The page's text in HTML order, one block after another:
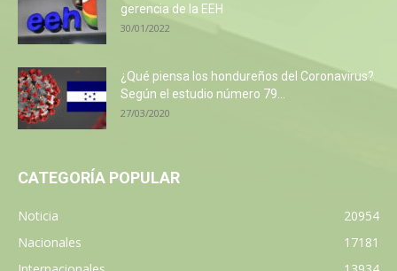
gerencia de la EEH
30/01/2022
¿Qué piensa los hondureños del Coronavirus?
Según el estudio número 79...
27/03/2020
CATEGORÍA POPULAR
Noticia
20954
Nacionales
17181